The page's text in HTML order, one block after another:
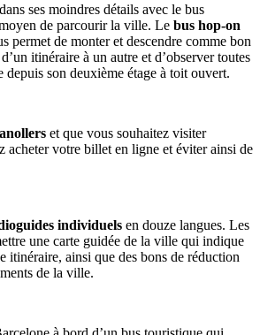
dans ses moindres détails avec le bus
de parcourir la ville. Le bus hop-on
permet de monter et descendre comme bon
itinéraire à un autre et d’observer toutes
son deuxième étage à toit ouvert.
et que vous souhaitez visiter
acheter votre billet en ligne et éviter ainsi de
individuels en douze langues. Les
une carte guidée de la ville qui indique
itinéraire, ainsi que des bons de réduction
de la ville.